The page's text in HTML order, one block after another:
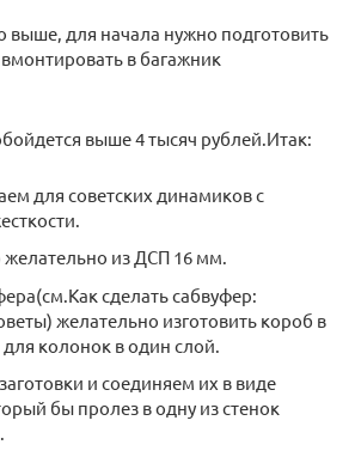
выше, для начала нужно подготовить
в багажник
выше 4 тысяч рублей.Итак:
для советских динамиков с
желательно из ДСП 16 мм.
сделать сабвуфер:
желательно изготовить короб в
для колонок в один слой.
и соединяем их в виде
бы пролез в одну из стенок